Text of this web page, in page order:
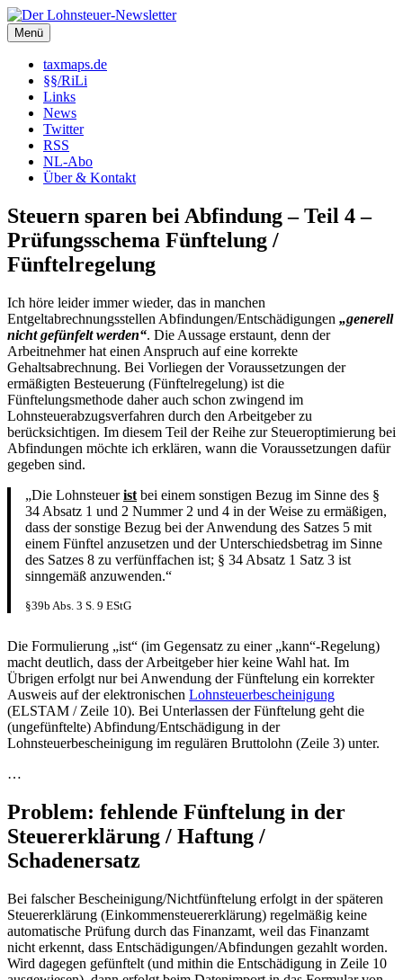
Zum
Inhalt
springen
Der Lohnsteuer-Newsletter
Steuerliche Informationen rund um das Arbeitsverhältnis (LSt,
SozVers, AR und mehr).
Menü
taxmaps.de
§§/RiLi
Links
News
Twitter
RSS
NL-Abo
Über & Kontakt
Steuern sparen bei Abfindung – Teil 4 –
Prüfungsschema Fünftelung /
Fünftelregelung
Ich höre leider immer wieder, das in manchen
Entgeltabrechnungsstellen Abfindungen/Entschädigungen „generell
nicht gefünfelt werden“. Die Aussage erstaunt, denn der
Arbeitnehmer hat einen Anspruch auf eine korrekte
Gehaltsabrechnung. Bei Vorliegen der Voraussetzungen der
ermäßigten Besteuerung (Fünftelregelung) ist die
Fünftelungsmethode daher auch schon zwingend im
Lohnsteuerabzugsverfahren durch den Arbeitgeber zu
berücksichtigen. Im diesem Teil der Reihe zur Steueroptimierung bei
Abfindungen möchte ich erklären, wann die Voraussetzungen dafür
gegeben sind.
„Die Lohnsteuerist bei einem sonstigen Bezug im Sinne des §
34 Absatz 1 und 2 Nummer 2 und 4 in der Weise zu ermäßigen,
dass der sonstige Bezug bei der Anwendung des Satzes 5 mit
einem Fünftel anzusetzen und der Unterschiedsbetrag im Sinne
des Satzes 8 zu verfünffachen ist; § 34 Absatz 1 Satz 3 ist
sinngemäß anzuwenden.“
§39b Abs. 3 S. 9 EStG
Die Formulierung „ist“ (im Gegensatz zu einer „kann“-Regelung)
macht deutlich, dass der Arbeitgeber hier keine Wahl hat. Im
Übrigen erfolgt nur bei Anwendung der Fünftelung ein korrekter
Ausweis auf der elektronischen Lohnsteuerbescheinigung
(ELSTAM / Zeile 10). Bei Unterlassen der Fünftelung geht die
(ungefünftelte) Abfindung/Entschädigung in der
Lohnsteuerbescheinigung im regulären Bruttolohn (Zeile 3) unter.
…
Problem: fehlende Fünftelung in der
Steuererklärung / Haftung /
Schadenersatz
Bei falscher Bescheinigung/Nichtfünftelung erfolgt in der späteren
Steuererklärung (Einkommensteuererklärung) regelmäßig keine
automatische Prüfung durch das Finanzamt, weil das Finanzamt
nicht erkennt, dass Entschädigungen/Abfindungen gezahlt worden.
Wird dagegen gefünftelt (und mithin die Entschädigung in Zeile 10